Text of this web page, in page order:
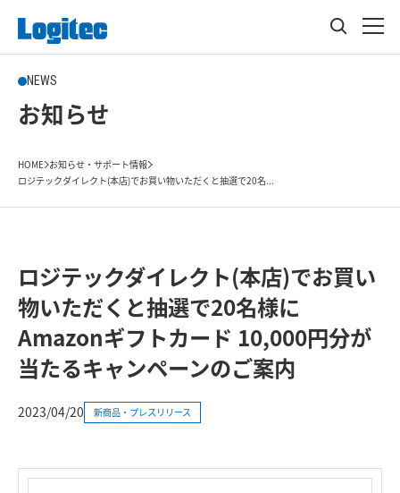
NEWS
お知らせ
HOME お知らせ・サポート情報
ロジテックダイレクト(本店)でお買い物いただくと抽選で20名...
ロジテックダイレクト(本店)でお買い
物いただくと抽選で20名様に
Amazonギフトカード 10,000円分が
当たるキャンペーンのご案内
2023/04/20 新商品・プレスリリース